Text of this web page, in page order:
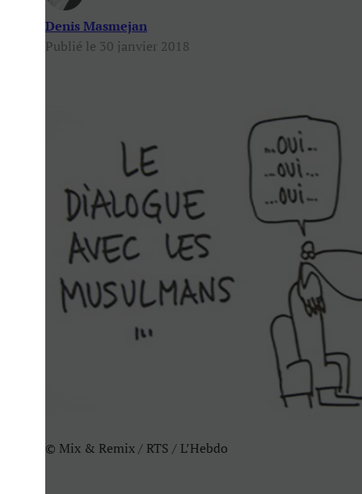
Denis Masmejan
Publié le 30 janvier 2018
© Mix & Remix / RTS / L’Hebdo